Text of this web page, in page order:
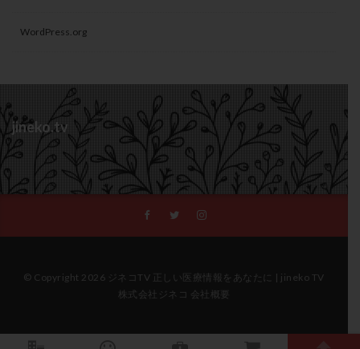
WordPress.org
jineko.tv
© Copyright 2026 ジネコTV 正しい医療情報をあなたに | jineko TV
株式会社ジネコ 会社概要